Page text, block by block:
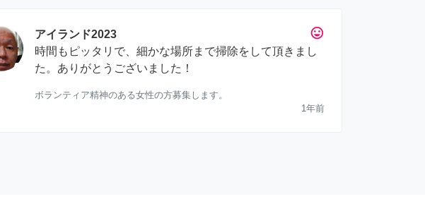
tag_faces
アイランド2023
時間もピッタリで、細かな場所まで掃除をして頂きまし
た。ありがとうございました！
ボランティア精神のある女性の方募集します。
1年前